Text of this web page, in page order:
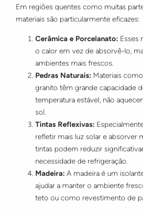
Em regiões quentes como muitas
materiais são particularmente eficazes:
Cerâmica e Porcelanato: Esses
o calor em vez de absorvê-lo,
ambientes mais frescos.
Pedras Naturais: Materiais
granito têm grande capacidade
temperatura estável, não
sol.
Tintas Reflexivas:
refletir mais luz solar e absorver
tintas podem reduzir
necessidade de refrigeração.
Madeira: A madeira é um
ajudar a manter o ambiente
teto ou como revestimento de